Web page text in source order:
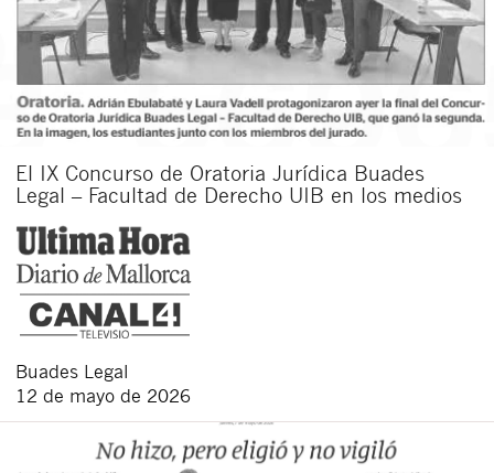
El IX Concurso de Oratoria Jurídica Buades
Legal – Facultad de Derecho UIB en los medios
Buades Legal
12 de mayo de 2026